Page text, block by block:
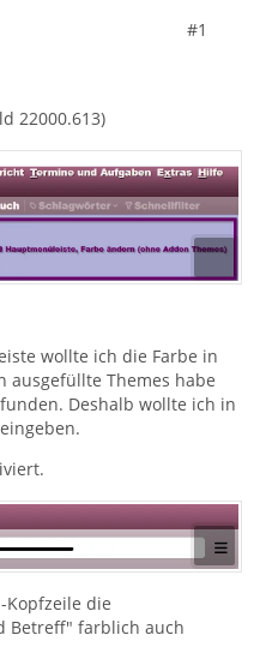
#1
22000.613)
wollte ich die Farbe in
ausgefüllte Themes habe
Deshalb wollte ich in
Kopfzeile die
Betreff" farblich auch